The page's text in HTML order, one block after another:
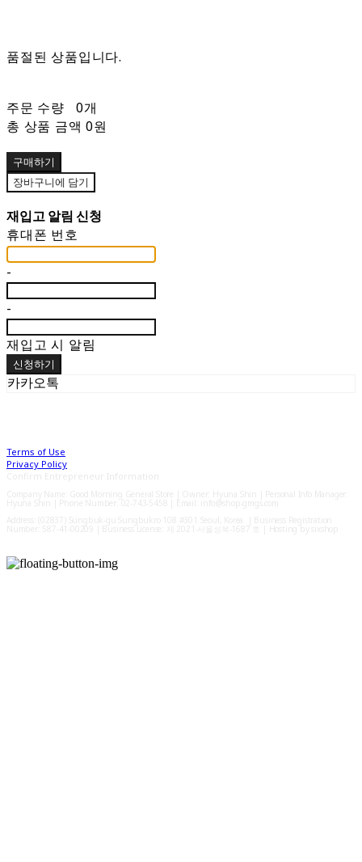
품절된 상품입니다.
주문 수량
0개
총 상품 금액 0원
구매하기
장바구니에 담기
재입고 알림 신청
휴대폰 번호
-
-
재입고 시 알림
신청하기
카카오톡
Terms of Use
Privacy Policy